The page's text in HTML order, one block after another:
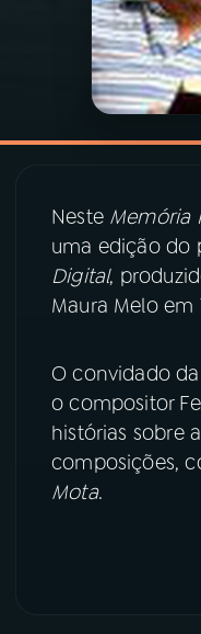
VIDEOCASTS
ÚLTIMAS
ACOMPANHE A RÁDIO
YouTube
Instagram
NesteMemória
uma edição do
Digital,
Maura Melo em
O convidado
o compositor
histórias sobre
composições,
Mota.